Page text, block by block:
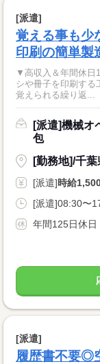
[派遣]
覚える事も少
印刷の簡単製
▼高収入＆年間休日
シや冊子を印刷する
覚えられる繰り返...
[派遣]機械オ
包
[勤務地]/千
[派遣]時給
[派遣]08:30〜
年間125日休
[派遣]
履歴書不要◎